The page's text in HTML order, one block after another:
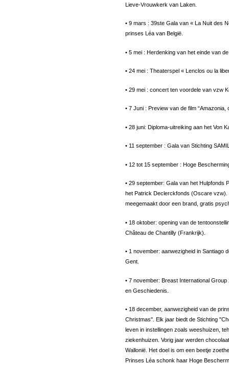
Lieve-Vrouwkerk van Laken.
• 9 mars : 39ste Gala van « La Nuit des
prinses Léa van België.
• 5 mei : Herdenking van het einde van
• 24 mei : Theaterspel « Lenclos ou la
• 29 mei : concert ten voordele van vzw
• 7 Juni : Preview van de film
• 28 juni: Diploma-uitreiking aan het Von
• 11 september : Gala van Stichting
• 12 tot 15 september : Hoge
• 29 september: Gala van het Hulpfonds
het Patrick Declerckfonds (Oscare vzw).
meegemaakt door een brand, gratis
• 18 oktober: opening van de
Château de Chantilly (Frankrijk).
• 1 november: aanwezigheid in Santiago
Gent.
• 7 november: Breast International
en Geschiedenis.
• 18 december, aanwezigheid van de
Christmas". Elk jaar biedt de Stichting
leven in instellingen zoals weeshuizen,
ziekenhuizen. Vorig jaar werden
Wallonië. Het doel is om een beetje
Prinses Léa schonk haar Hoge